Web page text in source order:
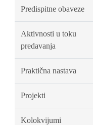
Predispitne obaveze
Aktivnosti u toku
predavanja
Praktična nastava
Projekti
Kolokvijumi